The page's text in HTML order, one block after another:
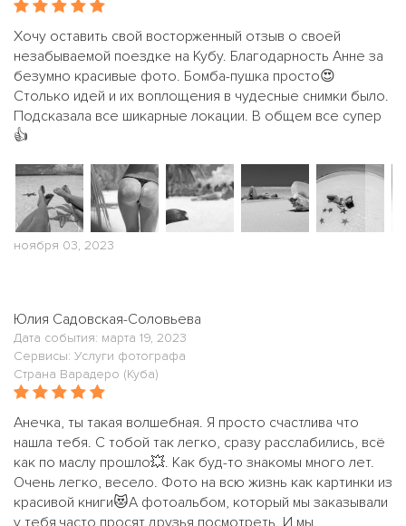
Хочу оставить свой восторженный отзыв о своей
незабываемой поездке на Кубу. Благодарность Анне за
безумно красивые фото. Бомба-пушка просто😍
Столько идей и их воплощения в чудесные снимки было.
Подсказала все шикарные локации. В общем все супер
👍
ноября 03, 2023
Юлия Садовская-Соловьева
Дата события: марта 19, 2023
Сервисы: Услуги фотографа
Страна Варадеро (Куба)
Анечка, ты такая волшебная. Я просто счастлива что
нашла тебя. С тобой так легко, сразу расслабились, всё
как по маслу прошло💥. Как буд-то знакомы много лет.
Очень легко, весело. Фото на всю жизнь как картинки из
красивой книги😻А фотоальбом, который мы заказывали
у тебя,часто просят друзья посмотреть. И мы